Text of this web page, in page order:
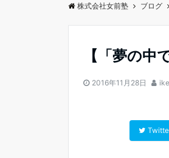
株式会社女前塾 ブログ
【「夢の中
2016年11月28日